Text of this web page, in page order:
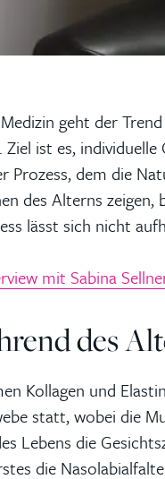
geht der
ist es,
Prozess, dem die
des Alterns
lässt sich nicht
mit Sabina
des
Kollagen und
statt, wobei die
Lebens die
die